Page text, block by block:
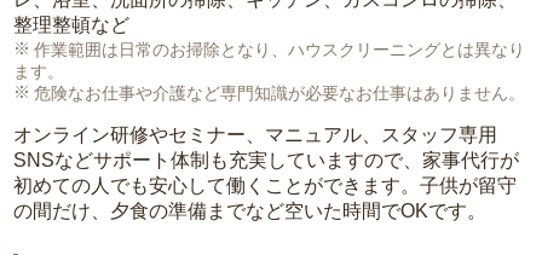
整理整頓など
作業範囲は日常のお掃除となり、ハウスクリーニングとは異なり
ます。
危険なお仕事や介護など専門知識が必要なお仕事はありません。
オンライン研修やセミナー、マニュアル、スタッフ専用
SNSなどサポート体制も充実していますので、家事代行が
初めての人でも安心して働くことができます。子供が留守
の間だけ、夕食の準備までなど空いた時間でOKです。